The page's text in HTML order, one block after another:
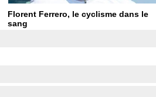
Florent Ferrero, le cyclisme dans le
sang